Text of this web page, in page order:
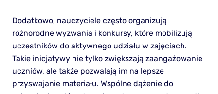
Dodatkowo, nauczyciele często organizują
różnorodne wyzwania i konkursy, które mobilizują
uczestników do aktywnego udziału w zajęciach.
Takie inicjatywy nie tylko zwiększają zaangażowanie
uczniów, ale także pozwalają im na lepsze
przyswajanie materiału. Wspólne dążenie do